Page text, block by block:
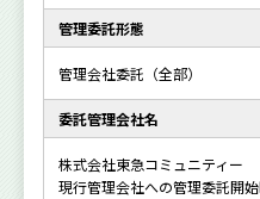
管理委託形態
管理会社委託（全部）
委託管理会社名
株式会社東急コミュニティー
現行管理会社への管理委託開